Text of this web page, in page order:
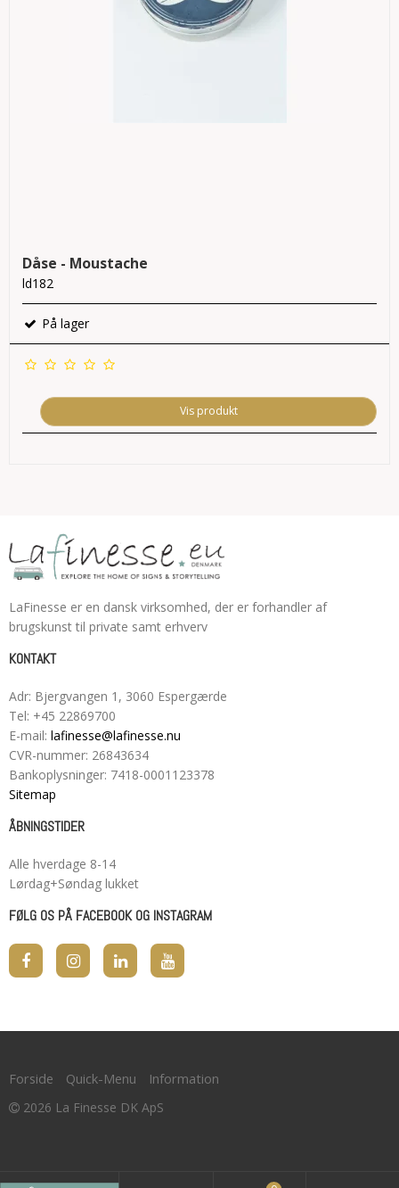
Dåse - Moustache
ld182
På lager
Vis produkt
LaFinesse er en dansk virksomhed, der er forhandler af
brugskunst til private samt erhverv
KONTAKT
Adr: Bjergvangen 1 , 3060 Espergærde
Tel: +45 22869700
E-mail: lafinesse@lafinesse.nu
CVR-nummer: 26843634
Bankoplysninger: 7418-0001123378
Sitemap
ÅBNINGSTIDER
Alle hverdage 8-14
Lørdag+Søndag lukket
FØLG OS PÅ FACEBOOK OG INSTAGRAM
Forside Quick-Menu Information
2026 La Finesse DK ApS